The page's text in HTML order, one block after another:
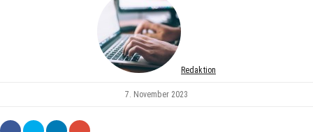
Redaktion
7. November 2023